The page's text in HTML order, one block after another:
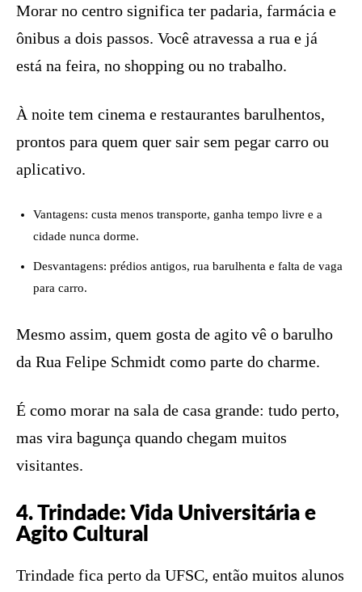
Morar no centro significa ter padaria, farmácia e
ônibus a dois passos. Você atravessa a rua e já
está na feira, no shopping ou no trabalho.
À noite tem cinema e restaurantes barulhentos,
prontos para quem quer sair sem pegar carro ou
aplicativo.
Vantagens: custa menos transporte, ganha tempo livre e a
cidade nunca dorme.
Desvantagens: prédios antigos, rua barulhenta e falta de vaga
para carro.
Mesmo assim, quem gosta de agito vê o barulho
da Rua Felipe Schmidt como parte do charme.
É como morar na sala de casa grande: tudo perto,
mas vira bagunça quando chegam muitos
visitantes.
4. Trindade: Vida Universitária e
Agito Cultural
Trindade fica perto da UFSC, então muitos alunos